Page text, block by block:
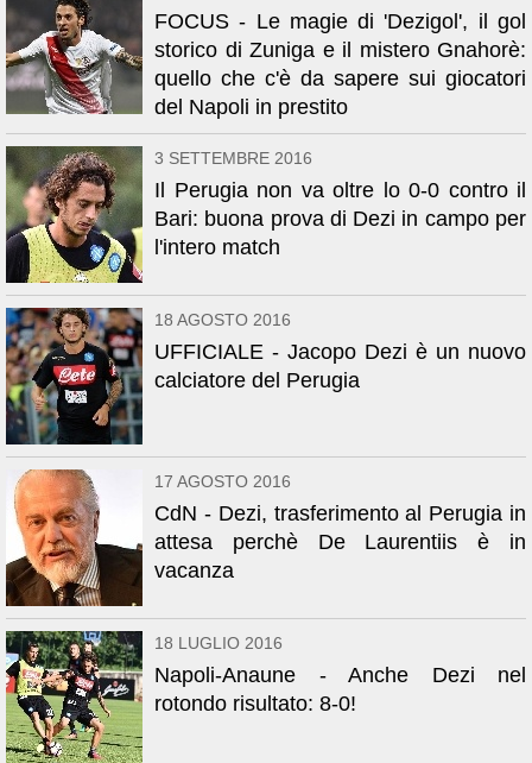
FOCUS - Le magie di 'Dezigol', il gol
storico di Zuniga e il mistero Gnahorè:
quello che c'è da sapere sui giocatori
del Napoli in prestito
3 SETTEMBRE 2016
Il Perugia non va oltre lo 0-0 contro il
Bari: buona prova di Dezi in campo per
l'intero match
18 AGOSTO 2016
UFFICIALE - Jacopo Dezi è un nuovo
calciatore del Perugia
17 AGOSTO 2016
CdN - Dezi, trasferimento al Perugia in
attesa perchè De Laurentiis è in
vacanza
18 LUGLIO 2016
Napoli-Anaune - Anche Dezi nel
rotondo risultato: 8-0!